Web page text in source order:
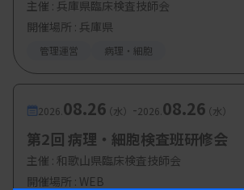
主催 : 兵庫県臨床検査技師会
開催場所 : 兵庫県
管理運営 病理・細胞
2026. 08.26（水） -2026. 08.26（水）
第2回 病理・細胞検査班研修会
主催 : 和歌山県臨床検査技師会
開催場所 : WEB